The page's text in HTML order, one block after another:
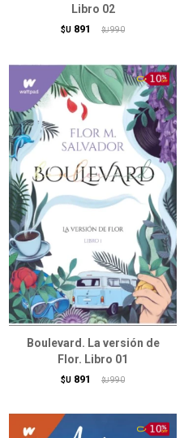
Libro 02
$U 891 $U 990
Boulevard. La versión de
Flor. Libro 01
$U 891 $U 990